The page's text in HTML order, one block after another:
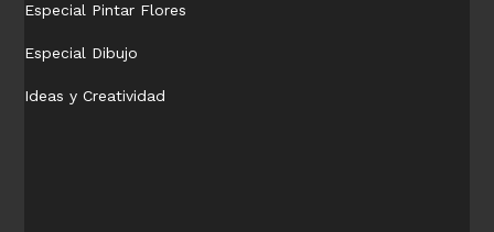
Especial Pintar Flores
Especial Dibujo
Ideas y Creatividad